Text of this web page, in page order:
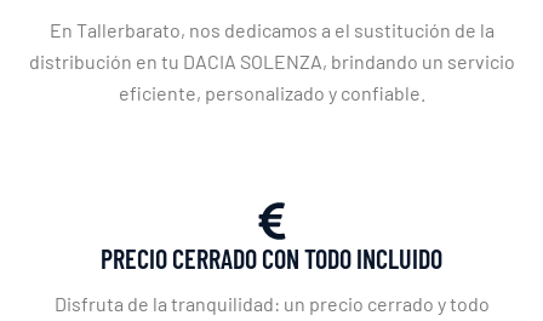
En Tallerbarato, nos dedicamos a el sustitución de la
distribución en tu DACIA SOLENZA, brindando un servicio
eficiente, personalizado y confiable.
PRECIO CERRADO CON TODO INCLUIDO
Disfruta de la tranquilidad: un precio cerrado y todo